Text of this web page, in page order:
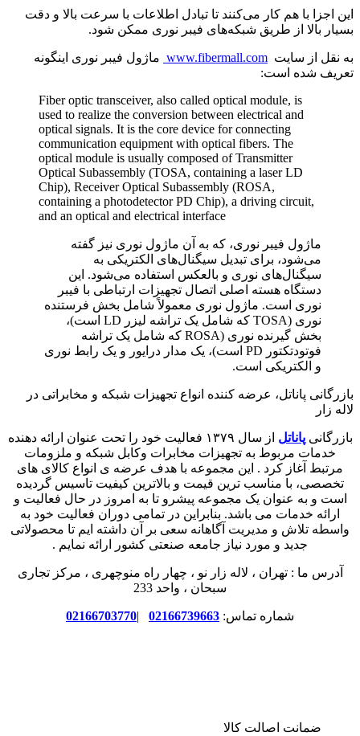
این اجزا با هم کار می‌کنند تا تبادل اطلاعات با سرعت بالا و دقت
بسیار بالا از طریق شبکه‌های فیبر نوری ممکن شود.
به نقل از سایت www.fibermall.com ماژول فیبر نوری اینگونه
تعریف شده است:
Fiber optic transceiver, also called optical module, is
used to realize the conversion between electrical and
optical signals. It is the core device for connecting
communication equipment with optical fibers. The
optical module is usually composed of Transmitter
Optical Subassembly (TOSA, containing a laser LD
Chip), Receiver Optical Subassembly (ROSA,
containing a photodetector PD Chip), a driving circuit,
and an optical and electrical interface
ماژول فیبر نوری، که به آن ماژول نوری نیز گفته
می‌شود، برای تبدیل سیگنال‌های الکتریکی به
سیگنال‌های نوری و بالعکس استفاده می‌شود. این
دستگاه هسته اصلی اتصال تجهیزات ارتباطی با فیبر
نوری است. ماژول نوری معمولاً شامل بخش فرستنده
نوری (TOSA که شامل یک تراشه لیزر LD است)،
بخش گیرنده نوری (ROSA که شامل یک تراشه
فوتودتکتور PD است)، یک مدار درایور و یک رابط نوری
و الکتریکی است.
بازرگانی پاناتل، عرضه کننده انواع تجهیزات شبکه و مخابراتی در
لاله زار
بازرگانیپاناتل
از سال ۱۳۷۹ فعالیت خود را تحت عنوان ارائه دهنده
خدمات مربوط به تجهیزات مخابرات وکابل شبکه و ملزومات
مرتبط آغاز کرد . این مجموعه با هدف عرضه ی انواع کالای های
تخصصی، با مناسب ترین قیمت و بالاترین کیفیت تاسیس گردیده
است و به عنوان یک مجموعه پیشرو تا به امروز در حال فعالیت و
ارائه خدمات می باشد. بنابراین در تمامی دوران فعالیت خود به
واسطه تلاش و مدیریت آگاهانه سعی بر آن داشته ایم تا محصولاتی
جدید و مورد نیاز جامعه صنعتی کشور ارائه نمایم .
آدرس ما : تهران ، لاله زار نو ، چهار راه منوچهری ، مرکز تجاری
سبحان ، واحد 233
شماره تماس: 02166739663
|
02166703770
ضمانت اصالت کالا